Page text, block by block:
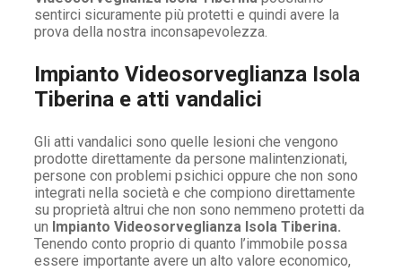
sentirci sicuramente più protetti e quindi avere la
prova della nostra inconsapevolezza.
Impianto Videosorveglianza Isola
Tiberina e atti vandalici
Gli atti vandalici sono quelle lesioni che vengono
prodotte direttamente da persone malintenzionati,
persone con problemi psichici oppure che non sono
integrati nella società e che compiono direttamente
su proprietà altrui che non sono nemmeno protetti da
un Impianto Videosorveglianza Isola Tiberina.
Tenendo conto proprio di quanto l’immobile possa
essere importante avere un alto valore economico,